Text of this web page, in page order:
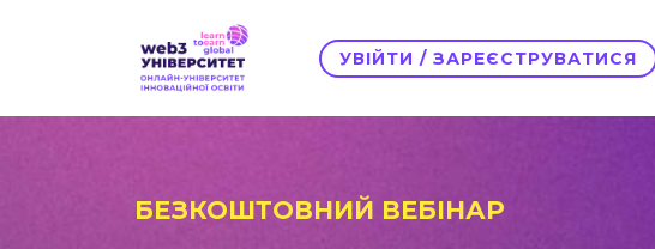
УВІЙТИ / ЗАРЕЄСТРУВАТИСЯ
БЕЗКОШТОВНИЙ ВЕБІНАР